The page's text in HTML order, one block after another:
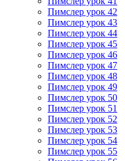
Пимслер урок 42
Пимслер урок 43
Пимслер урок 44
Пимслер урок 45
Пимслер урок 46
Пимслер урок 47
Пимслер урок 48
Пимслер урок 49
Пимслер урок 50
Пимслер урок 51
Пимслер урок 52
Пимслер урок 53
Пимслер урок 54
Пимслер урок 55